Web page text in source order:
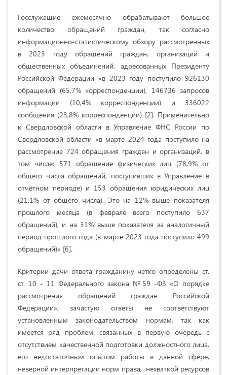
Госслужащие ежемесячно обрабатывают большое
количество обращений граждан, так согласно
информационно-статистическому обзору рассмотренных
в 2023 году обращений граждан, организаций и
общественных объединений, адресованных Президенту
Российской Федерации «в 2023 году поступило 926130
обращений (65,7% корреспонденции), 146736 запросов
информации (10,4% корреспонденции) и 336022
сообщения (23,8% корреспонденции) [2]. Применительно
к Свердловской области в Управление ФНС России по
Свердловской области «в марте 2024 года поступило на
рассмотрение 724 обращения граждан и организаций, в
том числе: 571 обращение физических лиц (78,9% от
общего числа обращений, поступивших в Управление в
отчётном периоде) и 153 обращения юридических лиц
(21,1% от общего числа). Это на 12% выше показателя
прошлого месяца (в феврале всего поступило 637
обращений), и на 31% выше показателя за аналогичный
период прошлого года (в марте 2023 года поступило 499
обращений)» [6].
Критерии дачи ответа гражданину четко определены ст.
ст. 10 - 11 Федерального закона №59 -ФЗ «О порядке
рассмотрения обращений граждан Российской
Федерации», зачастую ответы не соответствуют
установленным законодательством нормам, так как
имеется ряд проблем, связанных в первую очередь с
отсутствием качественной подготовки должностного лица,
его недостаточным опытом работы в данной сфере,
неверной интерпретации норм права, нехваткой ресурсов